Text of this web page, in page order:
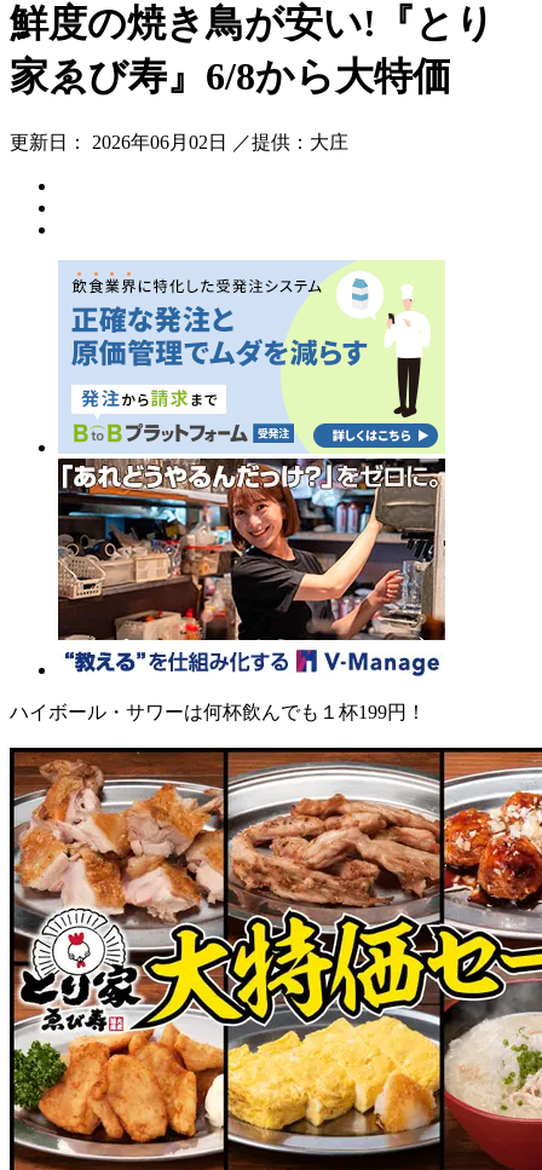
鮮度の焼き鳥が安い!『とり
家ゑび寿』6/8から大特価
更新日： 2026年06月02日 ／提供：大庄
ハイボール・サワーは何杯飲んでも１杯199円！